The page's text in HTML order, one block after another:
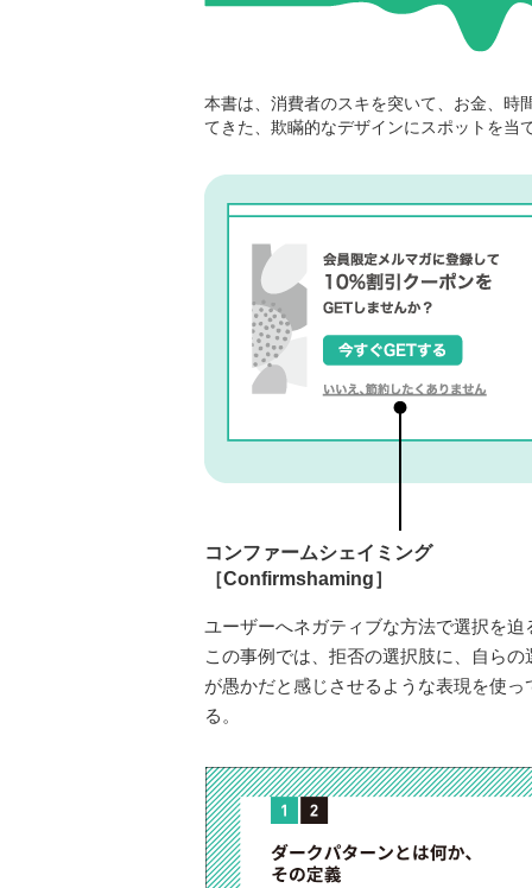
本書は、消費者のスキを突いて、お金、時
てきた、欺瞞的なデザインにスポットを当
コンファームシェイミング
［Confirmshaming］
ユーザーへネガティブな方法で選択を迫
この事例では、拒否の選択肢に、自らの
が愚かだと感じさせるような表現を使っ
る。